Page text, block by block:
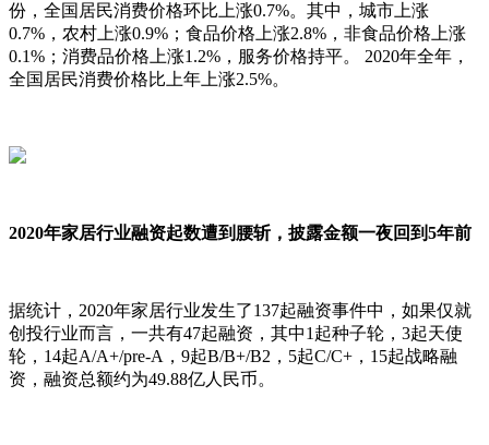
份，全国居民消费价格环比上涨0.7%。其中，城市上涨
0.7%，农村上涨0.9%；食品价格上涨2.8%，非食品价格上涨
0.1%；消费品价格上涨1.2%，服务价格持平。 2020年全年，
全国居民消费价格比上年上涨2.5%。
2020年家居行业融资起数遭到腰斩，披露金额一夜回到5年前
据统计，2020年家居行业发生了137起融资事件中，如果仅就
创投行业而言，一共有47起融资，其中1起种子轮，3起天使
轮，14起A/A+/pre-A，9起B/B+/B2，5起C/C+，15起战略融
资，融资总额约为49.88亿人民币。